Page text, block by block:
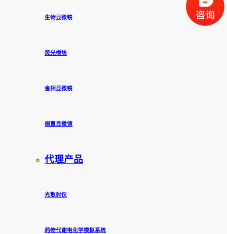
生物显微镜
荧光模块
金相显微镜
倒置显微镜
代理产品
光散射仪
药物代谢电化学模拟系统